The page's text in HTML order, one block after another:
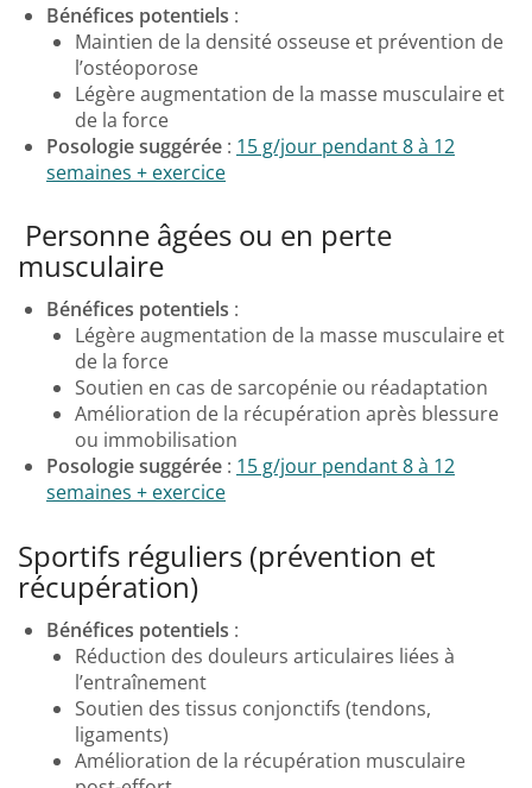
Bénéfices potentiels :
Maintien de la densité osseuse et prévention de
l’ostéoporose
Légère augmentation de la masse musculaire et
de la force
Posologie suggérée : 15 g/jour pendant 8 à 12
semaines + exercice
Personne âgées ou en perte
musculaire
Bénéfices potentiels :
Légère augmentation de la masse musculaire et
de la force
Soutien en cas de sarcopénie ou réadaptation
Amélioration de la récupération après blessure
ou immobilisation
Posologie suggérée : 15 g/jour pendant 8 à 12
semaines + exercice
Sportifs réguliers (prévention et
récupération)
Bénéfices potentiels :
Réduction des douleurs articulaires liées à
l’entraînement
Soutien des tissus conjonctifs (tendons,
ligaments)
Amélioration de la récupération musculaire